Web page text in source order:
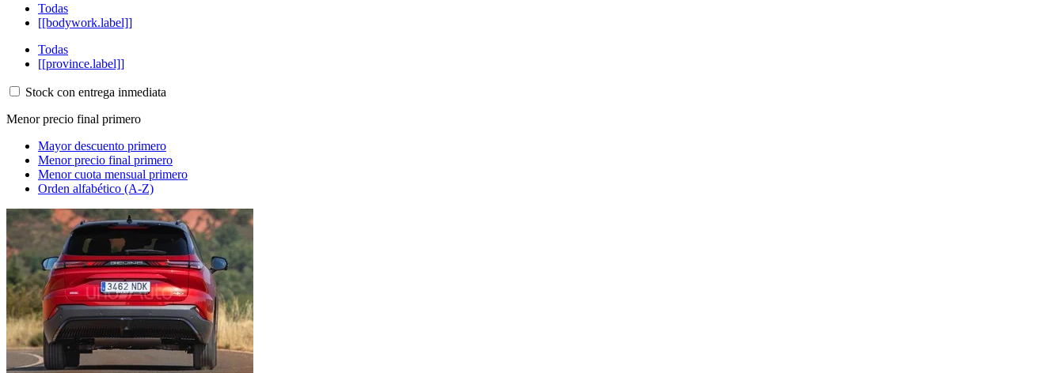
Todas
[[bodywork.label]]
Todas
[[province.label]]
Stock con entrega inmediata
Menor precio final primero
Mayor descuento primero
Menor precio final primero
Menor cuota mensual primero
Orden alfabético (A-Z)